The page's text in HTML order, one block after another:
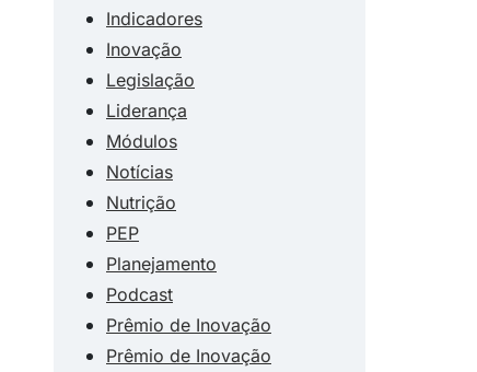
Indicadores
Inovação
Legislação
Liderança
Módulos
Notícias
Nutrição
PEP
Planejamento
Podcast
Prêmio de Inovação
Prêmio de Inovação